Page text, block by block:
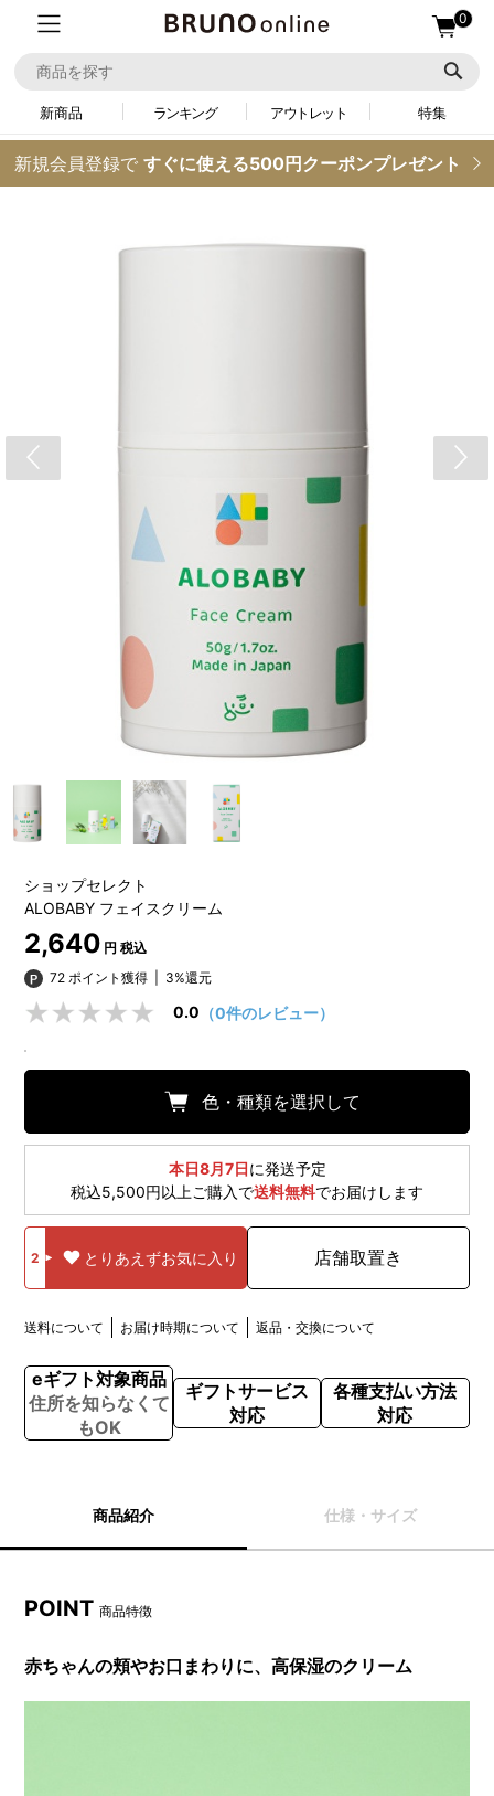
0
新商品 ランキング アウトレット 特集
新規会員登録で すぐに使える500円クーポンプレゼント
ショップセレクト
ALOBABY フェイスクリーム
2,640 円 税込
72 ポイント獲得
3%還元
0.0 （0件のレビュー）
色・種類を選択して
本日8月7日に発送予定
税込5,500円以上ご購入で送料無料でお届けします
2 とりあえずお気に入り 店舗取置き
送料について お届け時期について 返品・交換について
eギフト対象商品
住所を知らなくて
もOK
ギフトサービス
対応
各種支払い方法
対応
商品紹介 仕様・サイズ
POINT商品特徴
赤ちゃんの頬やお口まわりに、高保湿のクリーム